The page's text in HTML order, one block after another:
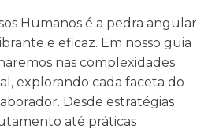
Humanos é a pedra angular
e eficaz. Em nosso guia
nas complexidades
explorando cada faceta do
Desde estratégias
até práticas